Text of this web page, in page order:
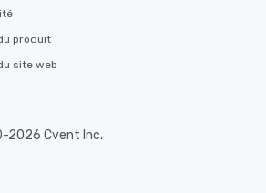
produit
site web
2026 Cvent Inc.